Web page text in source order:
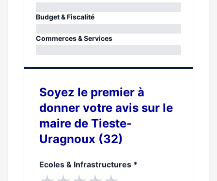
0%
Budget & Fiscalité
0%
Commerces & Services
Soyez le premier à
donner votre avis sur le
maire de Tieste-
Uragnoux (32)
Ecoles & Infrastructures *